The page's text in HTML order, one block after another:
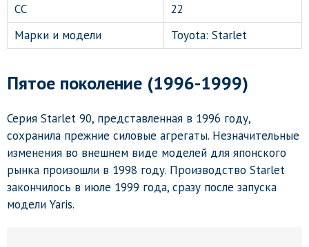
СС
22
Марки и модели
Toyota: Starlet
Пятое поколение (1996-1999)
Серия Starlet 90, представленная в 1996 году,
сохранила прежние силовые агрегаты. Незначительные
изменения во внешнем виде моделей для японского
рынка произошли в 1998 году. Производство Starlet
закончилось в июле 1999 года, сразу после запуска
модели Yaris.